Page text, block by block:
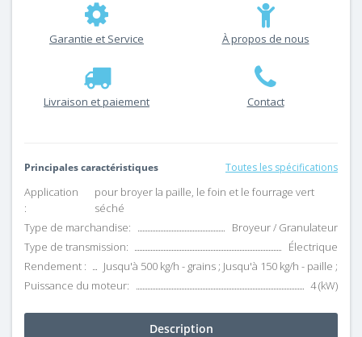
Garantie et Service À propos de nous
Livraison et paiement Contact
Principales caractéristiques Toutes les spécifications
Application
:
pour broyer la paille, le foin et le fourrage vert
séché
Type de marchandise:
Broyeur / Granulateur
Type de transmission:
Électrique
Rendement :
Jusqu'à 500 kg/h - grains ; Jusqu'à 150 kg/h - paille ;
Puissance du moteur:
4 (kW)
Description